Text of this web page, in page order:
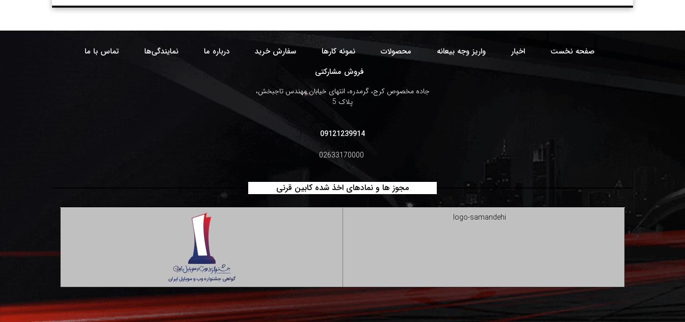
صفحه نخست اخبار واریز وجه بیعانه محصولات نمونه کارها سفارش خرید درباره ما نمایندگی‌ها
تماس با ما
فروش مشارکتی
جاده مخصوص کرج، گرمدره، انتهای خیابان مهندس تاجبخش،
پلاک 5
09121239914
02633170000
مجوز ها و نمادهای اخذ شده کابین قرنی